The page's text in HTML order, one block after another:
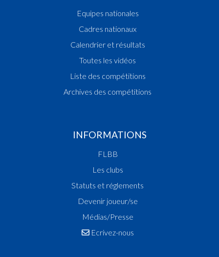
Equipes nationales
Cadres nationaux
Calendrier et résultats
Toutes les vidéos
Liste des compétitions
Archives des compétitions
INFORMATIONS
FLBB
Les clubs
Statuts et réglements
Devenir joueur/se
Médias/Presse
Ecrivez-nous